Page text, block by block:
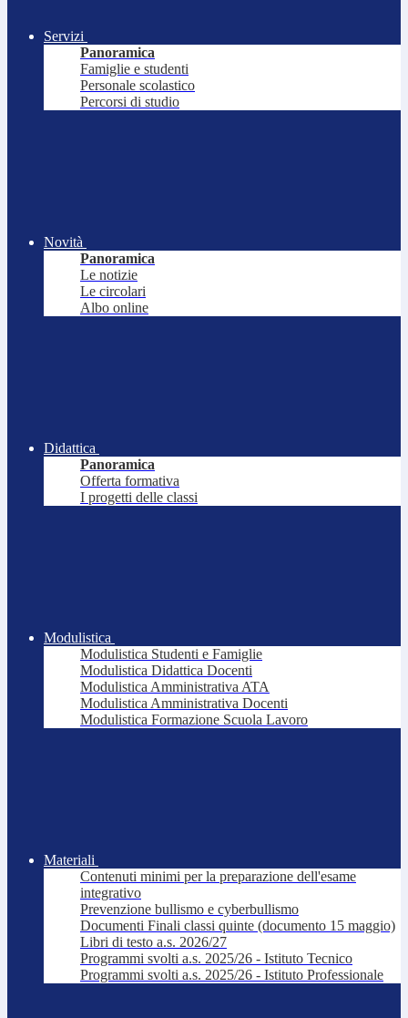
Servizi
Panoramica
Famiglie e studenti
Personale scolastico
Percorsi di studio
Novità
Panoramica
Le notizie
Le circolari
Albo online
Didattica
Panoramica
Offerta formativa
I progetti delle classi
Modulistica
Modulistica Studenti e Famiglie
Modulistica Didattica Docenti
Modulistica Amministrativa ATA
Modulistica Amministrativa Docenti
Modulistica Formazione Scuola Lavoro
Materiali
Contenuti minimi per la preparazione dell'esame
integrativo
Prevenzione bullismo e cyberbullismo
Documenti Finali classi quinte (documento 15 maggio)
Libri di testo a.s. 2026/27
Programmi svolti a.s. 2025/26 - Istituto Tecnico
Programmi svolti a.s. 2025/26 - Istituto Professionale